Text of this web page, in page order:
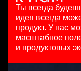
вчера
з/п не указана
Москва
125000 - 175000 ₽
Ярославль
Менеджер по
4 авг. 2026
з/п не указана
Москва
Продуктовый
20 июл. 2026
з/п не указана
Москва
Ты всегда
идея всегда
продукт. У нас
масштабное
и продуктовых